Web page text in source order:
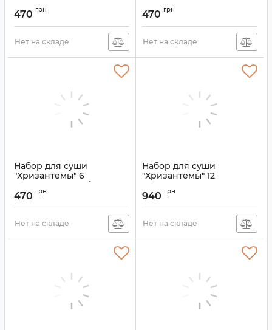
Артикул:
470 грн
Нет на складе
Артикул:
470 грн
Нет на складе
Набор для суши
"Хризантемы" 6
предметов Голубой
Артикул:
470 грн
Нет на складе
Набор для суши
"Хризантемы" 12
Артикул:
940 грн
Нет на складе